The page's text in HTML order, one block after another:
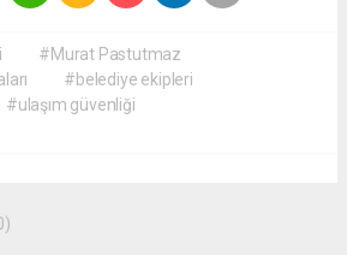
#Murat Pastutmaz
#belediye ekipleri
#ulaşım güvenliği